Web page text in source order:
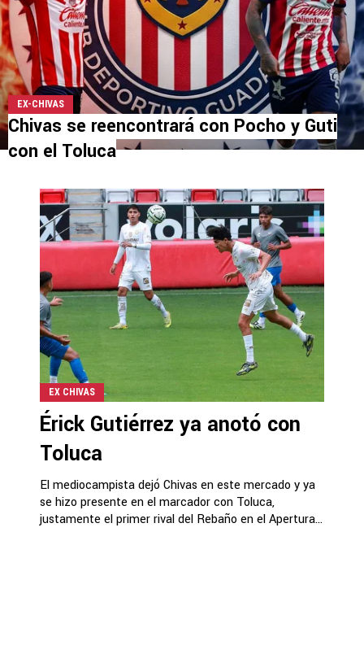
EX-CHIVAS
Chivas se reencontrará con Pocho y Guti
con el Toluca
EX CHIVAS
Érick Gutiérrez ya anotó con
Toluca
El mediocampista dejó Chivas en este mercado y ya
se hizo presente en el marcador con Toluca,
justamente el primer rival del Rebaño en el Apertura...